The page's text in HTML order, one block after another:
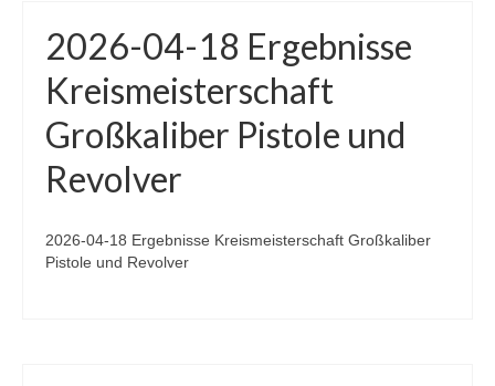
2026-04-18 Ergebnisse
Kreismeisterschaft
Großkaliber Pistole und
Revolver
2026-04-18 Ergebnisse Kreismeisterschaft Großkaliber
Pistole und Revolver